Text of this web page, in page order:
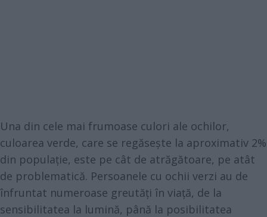
Una din cele mai frumoase culori ale ochilor,
culoarea verde, care se regăsește la aproximativ 2%
din populație, este pe cât de atrăgătoare, pe atât
de problematică. Persoanele cu ochii verzi au de
înfruntat numeroase greutăți în viață, de la
sensibilitatea la lumină, până la posibilitatea